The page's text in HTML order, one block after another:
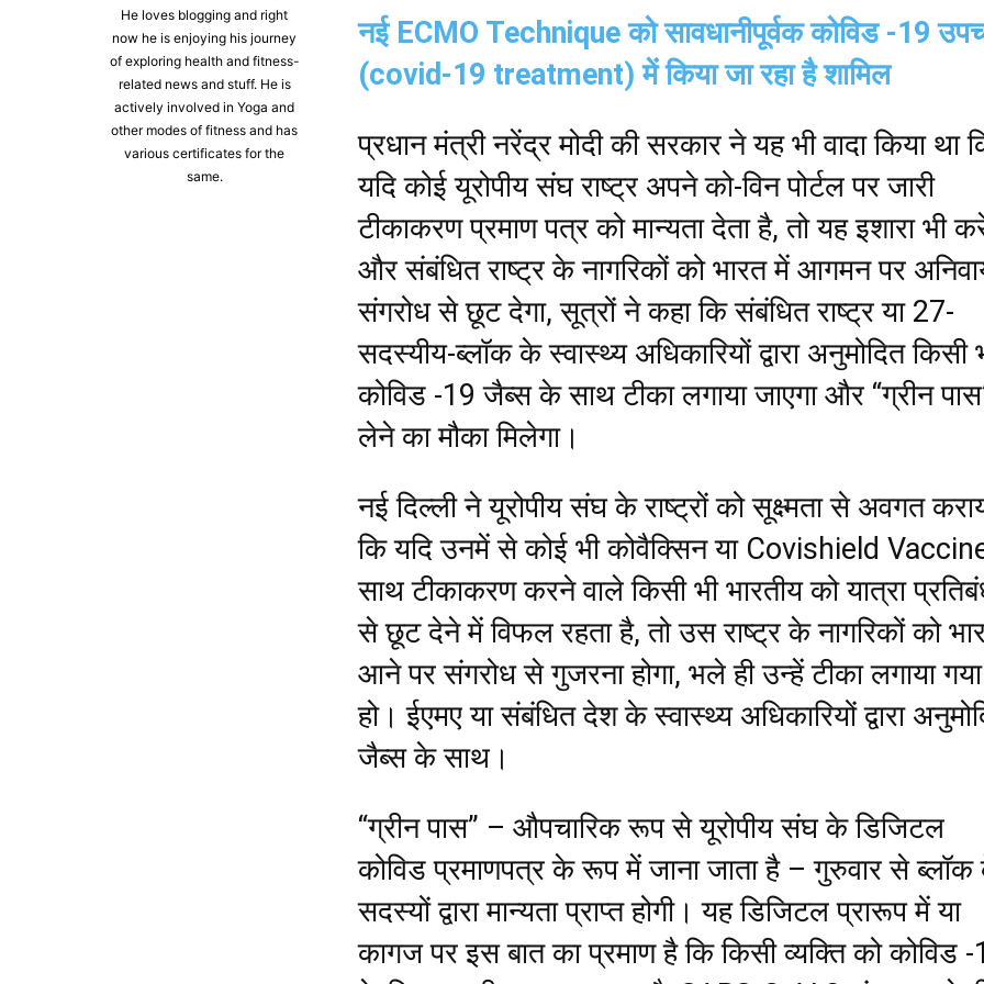
He loves blogging and right
now he is enjoying his journey
of exploring health and fitness-
related news and stuff. He is
actively involved in Yoga and
other modes of fitness and has
various certificates for the
same.
नई ECMO Technique को सावधानीपूर्वक कोविड -19
(covid-19 treatment) में किया जा रहा है शामिल
प्रधान मंत्री नरेंद्र मोदी की सरकार ने यह भी वादा किया था
यदि कोई यूरोपीय संघ राष्ट्र अपने को-विन पोर्टल पर जारी
टीकाकरण प्रमाण पत्र को मान्यता देता है, तो यह इशारा भी
और संबंधित राष्ट्र के नागरिकों को भारत में आगमन पर
संगरोध से छूट देगा, सूत्रों ने कहा कि संबंधित राष्ट्र या 27-
सदस्यीय-ब्लॉक के स्वास्थ्य अधिकारियों द्वारा अनुमोदित किसी
कोविड -19 जैब्स के साथ टीका लगाया जाएगा और “ग्रीन
लेने का मौका मिलेगा।
नई दिल्ली ने यूरोपीय संघ के राष्ट्रों को सूक्ष्मता से अवगत
कि यदि उनमें से कोई भी कोवैक्सिन या Covishield
साथ टीकाकरण करने वाले किसी भी भारतीय को यात्रा
से छूट देने में विफल रहता है, तो उस राष्ट्र के नागरिकों को
आने पर संगरोध से गुजरना होगा, भले ही उन्हें टीका लगाया गया
हो। ईएमए या संबंधित देश के स्वास्थ्य अधिकारियों द्वारा
जैब्स के साथ।
“ग्रीन पास” – औपचारिक रूप से यूरोपीय संघ के डिजिटल
कोविड प्रमाणपत्र के रूप में जाना जाता है – गुरुवार से
सदस्यों द्वारा मान्यता प्राप्त होगी। यह डिजिटल प्रारूप में या
कागज पर इस बात का प्रमाण है कि किसी व्यक्ति को कोविड -